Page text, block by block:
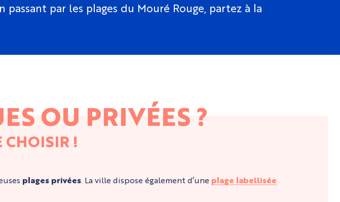
par les plages du Mouré Rouge, partez à la
OU PRIVÉES ?
CHOISIR !
plages privées. La ville dispose également d’une plage labellisée